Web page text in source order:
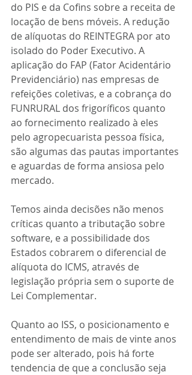
do PIS e da Cofins sobre a receita de
locação de bens móveis. A redução
de alíquotas do REINTEGRA por ato
isolado do Poder Executivo. A
aplicação do FAP (Fator Acidentário
Previdenciário) nas empresas de
refeições coletivas, e a cobrança do
FUNRURAL dos frigoríficos quanto
ao fornecimento realizado à eles
pelo agropecuarista pessoa física,
são algumas das pautas importantes
e aguardas de forma ansiosa pelo
mercado.
Temos ainda decisões não menos
críticas quanto a tributação sobre
software, e a possibilidade dos
Estados cobrarem o diferencial de
alíquota do ICMS, através de
legislação própria sem o suporte de
Lei Complementar.
Quanto ao ISS, o posicionamento e
entendimento de mais de vinte anos
pode ser alterado, pois há forte
tendencia de que a conclusão seja